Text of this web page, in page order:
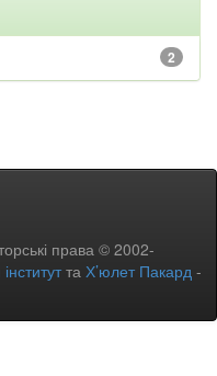
2
права © 2002-
та Х’юлет Пакард -